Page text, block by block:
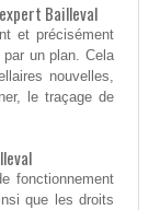
Bailleval
et précisément
un plan. Cela
nouvelles,
le traçage de
fonctionnement
que les droits